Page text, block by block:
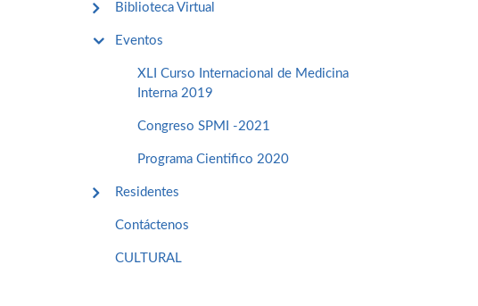
Biblioteca Virtual
Eventos
XLI Curso Internacional de Medicina
Interna 2019
Congreso SPMI -2021
Programa Cientifico 2020
Residentes
Contáctenos
CULTURAL